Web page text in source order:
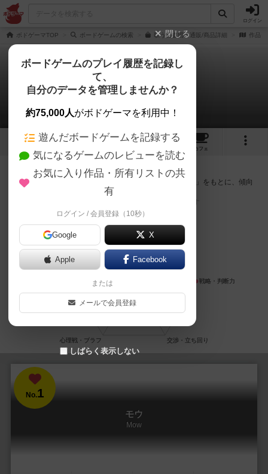
ログイン
ボドゲーマTOP ボードゲームの検索 歌う怪盗団の通販/商品詳細 作品デ
歌う怪盗団
次のおすすめボードゲーム
2 1
カフェ
『歌う怪盗団』が好きな方へのおすすめ
このゲームのトップページで投票された「プレイ感の評価」をもとに、傾向
が近いボードゲームをランキング形式で紹介します。
No.1
モウ
Mow
閉じる
ボードゲームのプレイ履歴を記録し
て、
自分のデータを管理しませんか？
約75,000人がボドゲーマを利用中！
遊んだボードゲームを記録する
気になるゲームのレビューを読む
お気に入り作品・所有リストの共
有
ログイン / 会員登録（10秒）
Google X
Apple Facebook
または
メールで会員登録
しばらく表示しない